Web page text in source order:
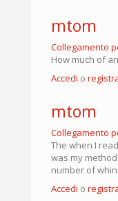
mtom
Collegamento
How much of
Accedi o
mtom
Collegamento
The when I
was my
number of
Accedi o